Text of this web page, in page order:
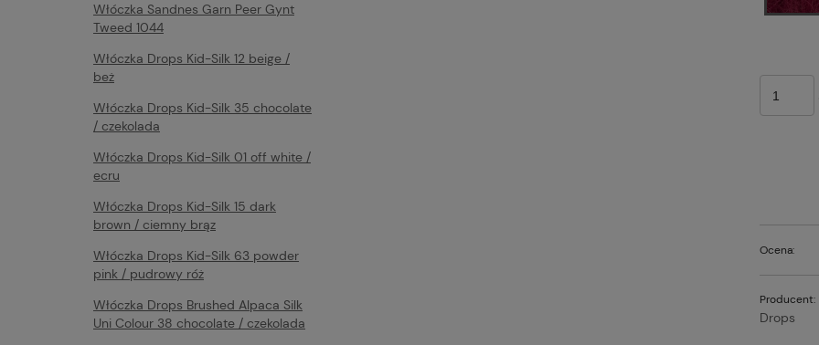
Włóczka Sandnes Garn Peer Gynt
Tweed 1044
Włóczka Drops Kid-Silk 12 beige /
beż
Włóczka Drops Kid-Silk 35 chocolate
/ czekolada
Włóczka Drops Kid-Silk 01 off white /
ecru
Włóczka Drops Kid-Silk 15 dark
brown / ciemny brąz
Włóczka Drops Kid-Silk 63 powder
pink / pudrowy róż
Włóczka Drops Brushed Alpaca Silk
Uni Colour 38 chocolate / czekolada
Ocena:
Producent:
Drops